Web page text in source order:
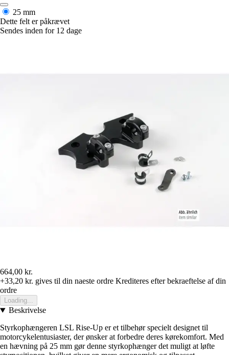
25 mm
Dette felt er påkrævet
Sendes inden for 12 dage
664,00 kr.
+33,20 kr. gives til din naeste ordre Krediteres efter bekraeftelse af din
ordre
Loading...
Beskrivelse
Styrkophængeren LSL Rise-Up er et tilbehør specielt designet til
motorcykelentusiaster, der ønsker at forbedre deres kørekomfort. Med
en hævning på 25 mm gør denne styrkophænger det muligt at løfte